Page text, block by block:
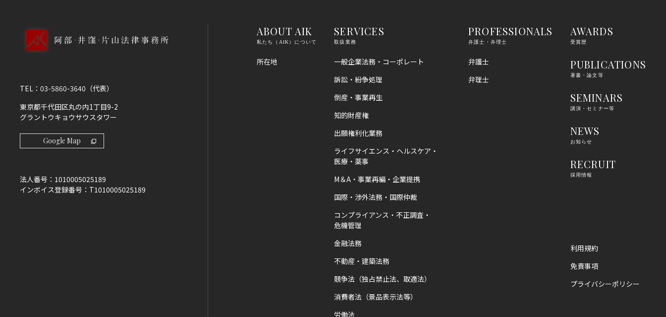
TEL： 03-5860-3640 （代表）
東京都千代田区丸の内1丁目9-2
グラントウキョウサウスタワー
Google Map
法人番号： 1010005025189
インボイス登録番号： T1010005025189
ABOUT AIK
私たち（AIK）について
所在地
SERVICES
取扱業務
一般企業法務・コーポレート
訴訟・紛争処理
倒産・事業再生
知的財産権
出願権利化業務
ライフサイエンス・ヘルスケア・
医療・薬事
M＆A・事業再編・企業提携
国際・渉外法務・国際仲裁
コンプライアンス・不正調査・
危機管理
金融法務
不動産・建築法務
競争法（独占禁止法、取適法）
消費者法（景品表示法等）
労働法
PROFESSIONALS
弁護士・弁理士
弁護士
弁理士
AWARDS
受賞歴
PUBLICATIONS
著書・論文等
SEMINARS
講演・セミナー等
NEWS
お知らせ
RECRUIT
採用情報
利用規約
免責事項
プライバシーポリシー